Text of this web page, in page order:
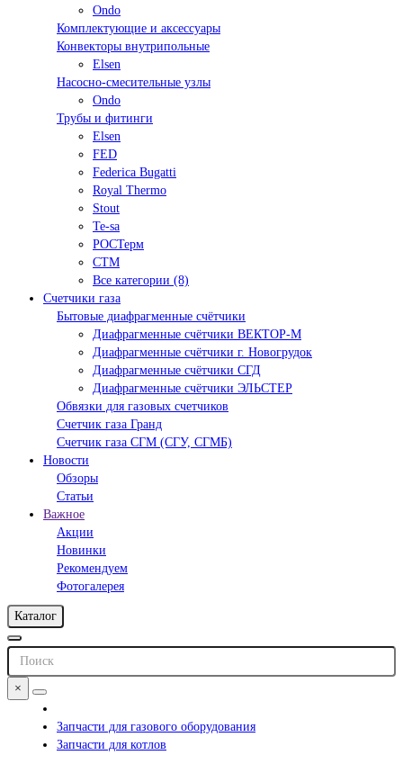
Ondo
Комплектующие и аксессуары
Конвекторы внутрипольные
Elsen
Насосно-смесительные узлы
Ondo
Трубы и фитинги
Elsen
FED
Federica Bugatti
Royal Thermo
Stout
Te-sa
РОСТерм
СТМ
Все категории (8)
Счетчики газа
Бытовые диафрагменные счётчики
Диафрагменные счётчики ВЕКТОР-М
Диафрагменные счётчики г. Новогрудок
Диафрагменные счётчики СГД
Диафрагменные счётчики ЭЛЬСТЕР
Обвязки для газовых счетчиков
Счетчик газа Гранд
Счетчик газа СГМ (СГУ, СГМБ)
Новости
Обзоры
Статьи
Важное
Акции
Новинки
Рекомендуем
Фотогалерея
Каталог
×
Запчасти для газового оборудования
Запчасти для котлов